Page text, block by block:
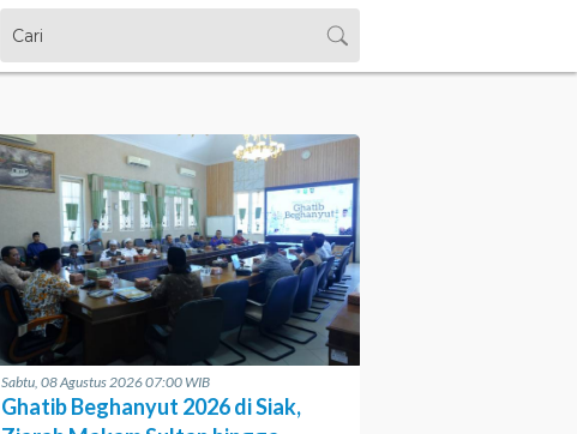
Sabtu, 08 Agustus 2026 07:00 WIB
Ghatib Beghanyut 2026 di Siak,